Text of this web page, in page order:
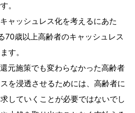
。
ャッシュレス化を考えるにあた
70歳以上高齢者のキャッシュレス
す。
元施策でも変わらなかった高齢者
を浸透させるためには、高齢者に
していくことが必要ではないでし